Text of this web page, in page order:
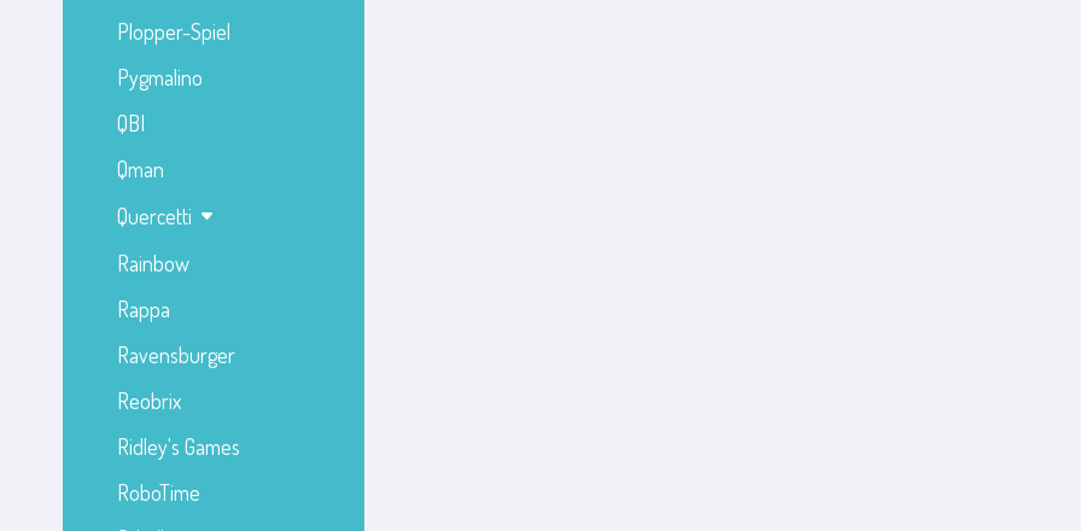
Plopper-Spiel
Pygmalino
QBI
Qman
Quercetti
Rainbow
Rappa
Ravensburger
Reobrix
Ridley's Games
RoboTime